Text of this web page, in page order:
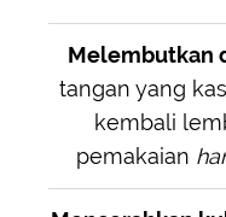
Melembutkan
tangan yang
kembali
pemakaian